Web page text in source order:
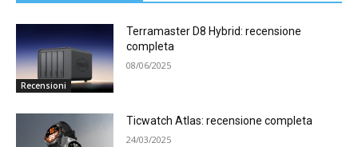
Recensioni
Terramaster D8 Hybrid: recensione
completa
08/06/2025
Ticwatch Atlas: recensione completa
24/03/2025